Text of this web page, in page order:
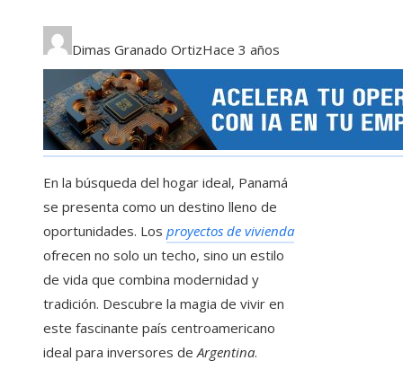
Dimas Granado OrtizHace 3 años
En la búsqueda del hogar ideal, Panamá
se presenta como un destino lleno de
oportunidades. Los proyectos de vivienda
ofrecen no solo un techo, sino un estilo
de vida que combina modernidad y
tradición. Descubre la magia de vivir en
este fascinante país centroamericano
ideal para inversores deArgentina.